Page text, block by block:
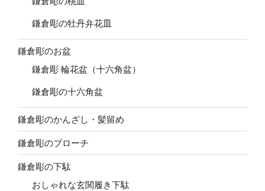
鎌倉彫の牡丹弁花皿
鎌倉彫のお盆
鎌倉彫 輪花盆（十六角盆）
鎌倉彫の十六角盆
鎌倉彫のかんざし・髪留め
鎌倉彫のブローチ
鎌倉彫の下駄
おしゃれな玄関履き下駄